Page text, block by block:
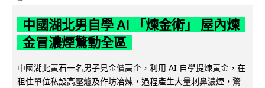
中國湖北男自學 AI 「煉金術」 屋內煉
金冒濃煙驚動全區
中國湖北黃石一名男子見金價高企，利用 AI 自學提煉黃金，在
租住單位私設高壓爐及作坊冶煉，過程產生大量刺鼻濃煙，驚